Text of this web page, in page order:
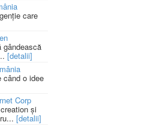
care
gândească
[detalii]
când o idee
Corp
și
[detalii]